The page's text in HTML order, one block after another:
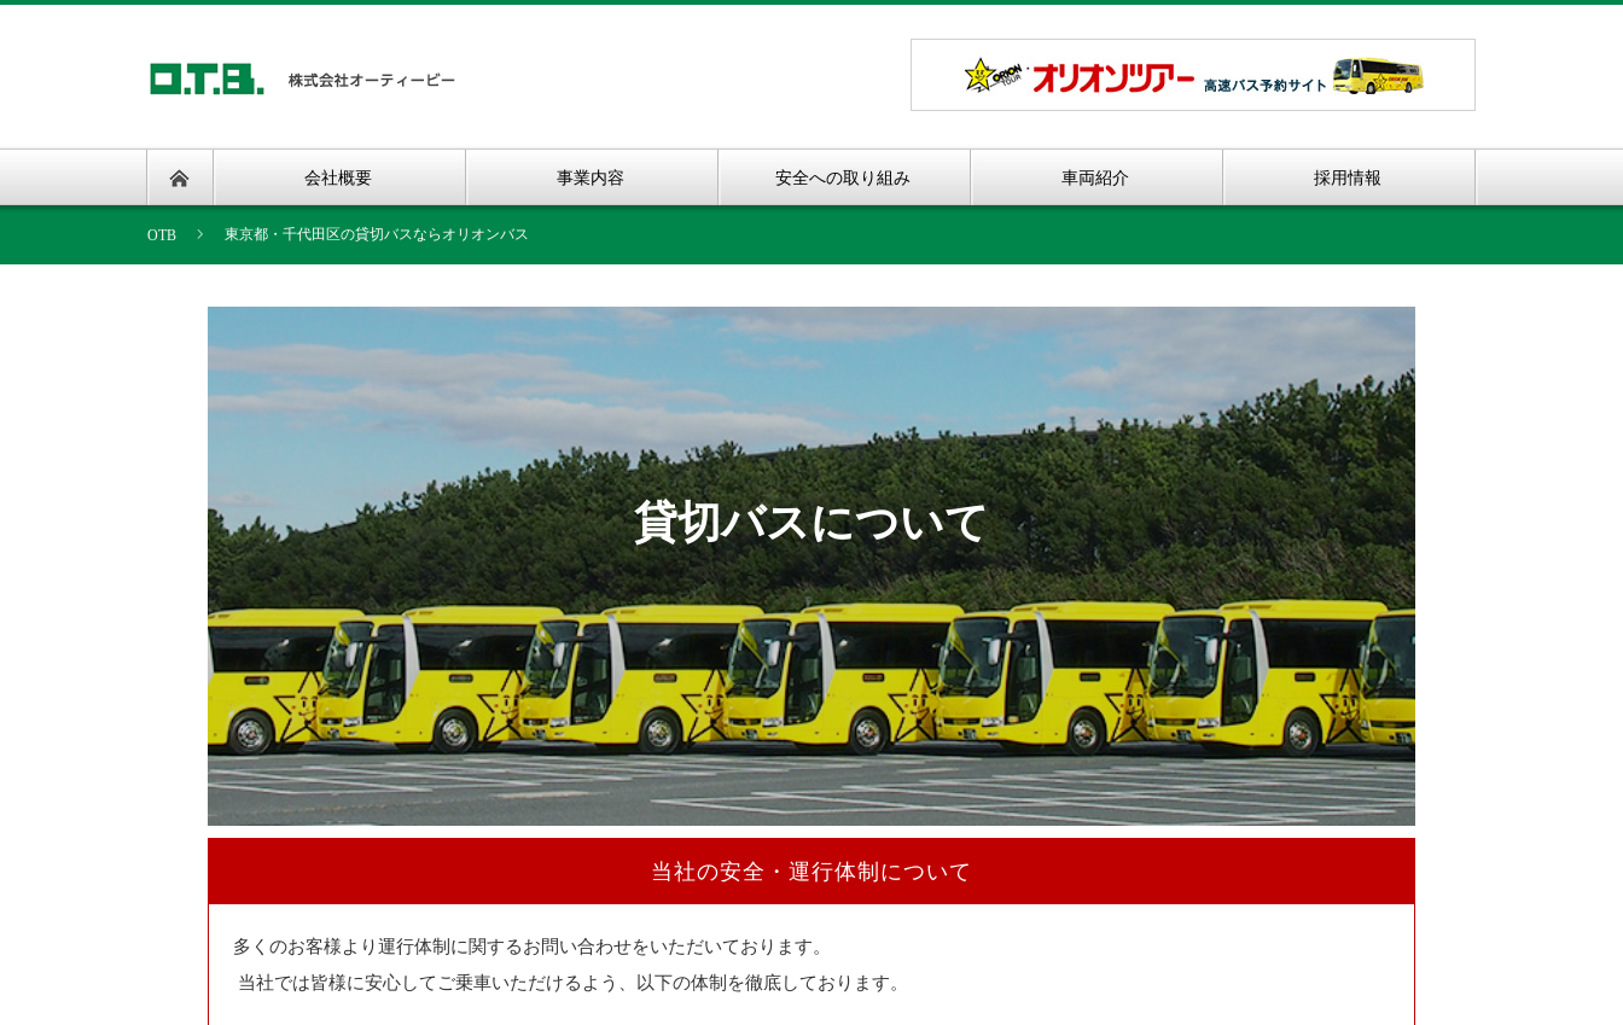
会社概要 事業内容 安全への取り組み 車両紹介 採用情報
東京都・千代田区の貸切バスならオリオンバス
貸切バスについて
当社の安全・運行体制について
多くのお客様より運行体制に関するお問い合わせをいただいております。
当社では皆様に安心してご乗車いただけるよう、以下の体制を徹底しております。